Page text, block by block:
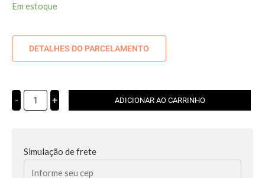
Em estoque
DETALHES DO PARCELAMENTO
- + ADICIONAR AO CARRINHO
Simulação de frete